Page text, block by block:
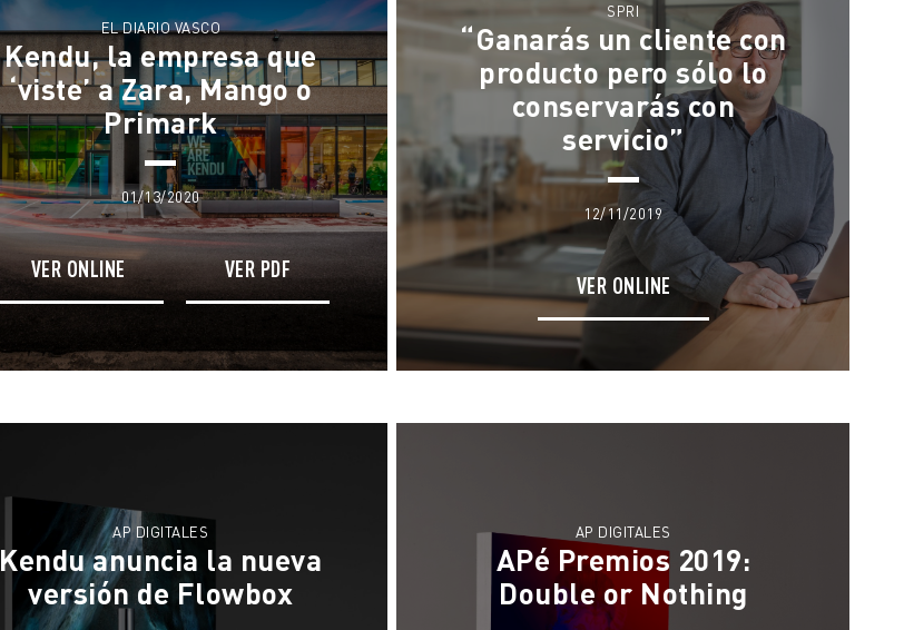
EL DIARIO VASCO
Kendu, la empresa que
‘viste’ a Zara, Mango o
Primark
01/13/2020
VER ONLINE VER PDF
SPRI
“Ganarás un cliente con
producto pero sólo lo
conservarás con
servicio”
12/11/2019
VER ONLINE
AP DIGITALES
Kendu anuncia la nueva
versión de Flowbox
AP DIGITALES
APé Premios 2019:
Double or Nothing